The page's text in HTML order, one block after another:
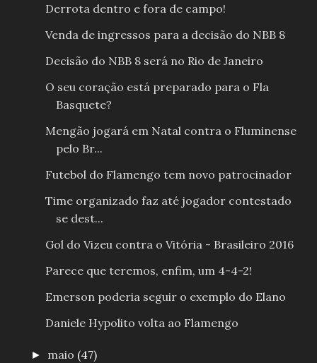
Derrota dentro e fora de campo!
Venda de ingressos para a decisão do NBB 8
Decisão do NBB 8 será no Rio de Janeiro
O seu coração está preparado para o Fla
Basquete?
Mengão jogará em Natal contra o Fluminense
pelo Br...
Futebol do Flamengo tem novo patrocinador
Time organizado faz até jogador contestado
se dest...
Gol do Vizeu contra o Vitória - Brasileiro 2016
Parece que teremos, enfim, um 4-4-2!
Emerson poderia seguir o exemplo do Elano
Daniele Hypolito volta ao Flamengo
► maio (47)